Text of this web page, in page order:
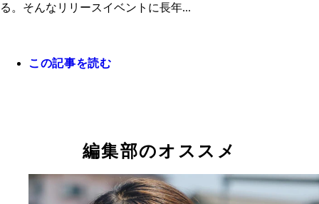
る。そんなリリースイベントに長年...
この記事を読む
編集部のオススメ